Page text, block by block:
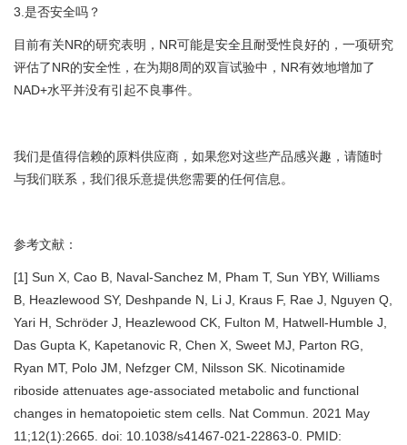
3.是否安全吗？
目前有关NR的研究表明，NR可能是安全且耐受性良好的，一项研究
评估了NR的安全性，在为期8周的双盲试验中，NR有效地增加了
NAD+水平并没有引起不良事件。
我们是值得信赖的原料供应商，如果您对这些产品感兴趣，请随时
与我们联系，我们很乐意提供您需要的任何信息。
参考文献：
[1] Sun X, Cao B, Naval-Sanchez M, Pham T, Sun YBY, Williams
B, Heazlewood SY, Deshpande N, Li J, Kraus F, Rae J, Nguyen Q,
Yari H, Schröder J, Heazlewood CK, Fulton M, Hatwell-Humble J,
Das Gupta K, Kapetanovic R, Chen X, Sweet MJ, Parton RG,
Ryan MT, Polo JM, Nefzger CM, Nilsson SK. Nicotinamide
riboside attenuates age-associated metabolic and functional
changes in hematopoietic stem cells. Nat Commun. 2021 May
11;12(1):2665. doi: 10.1038/s41467-021-22863-0. PMID: